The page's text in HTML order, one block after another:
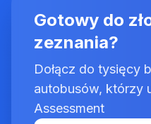
Gotowy do
zeznania?
Dołącz do tysięcy
autobusów, którzy
Assessment